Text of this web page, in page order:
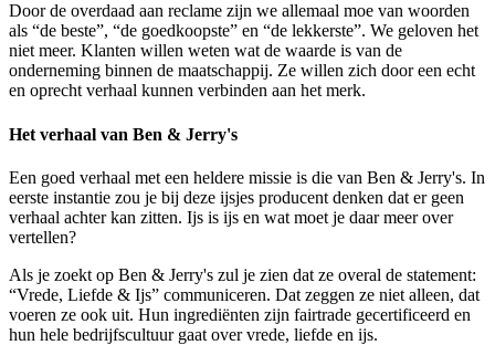
Door de overdaad aan reclame zijn we allemaal moe van woorden
als “de beste”, “de goedkoopste” en “de lekkerste”. We geloven het
niet meer. Klanten willen weten wat de waarde is van de
onderneming binnen de maatschappij. Ze willen zich door een echt
en oprecht verhaal kunnen verbinden aan het merk.
Het verhaal van Ben & Jerry's
Een goed verhaal met een heldere missie is die van Ben & Jerry's. In
eerste instantie zou je bij deze ijsjes producent denken dat er geen
verhaal achter kan zitten. Ijs is ijs en wat moet je daar meer over
vertellen?
Als je zoekt op Ben & Jerry's zul je zien dat ze overal de statement:
“Vrede, Liefde & Ijs” communiceren. Dat zeggen ze niet alleen, dat
voeren ze ook uit. Hun ingrediënten zijn fairtrade gecertificeerd en
hun hele bedrijfscultuur gaat over vrede, liefde en ijs.